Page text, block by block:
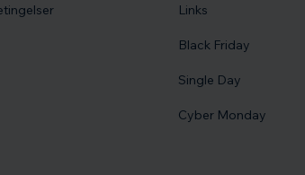
Links
Black Friday
Single Day
Cyber Monday